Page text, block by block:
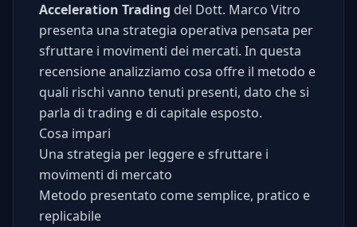
Acceleration Trading del Dott. Marco Vitro
presenta una strategia operativa pensata per
sfruttare i movimenti dei mercati. In questa
recensione analizziamo cosa offre il metodo e
quali rischi vanno tenuti presenti, dato che si
parla di trading e di capitale esposto.
Cosa impari
Una strategia per leggere e sfruttare i
movimenti di mercato
Metodo presentato come semplice, pratico e
replicabile